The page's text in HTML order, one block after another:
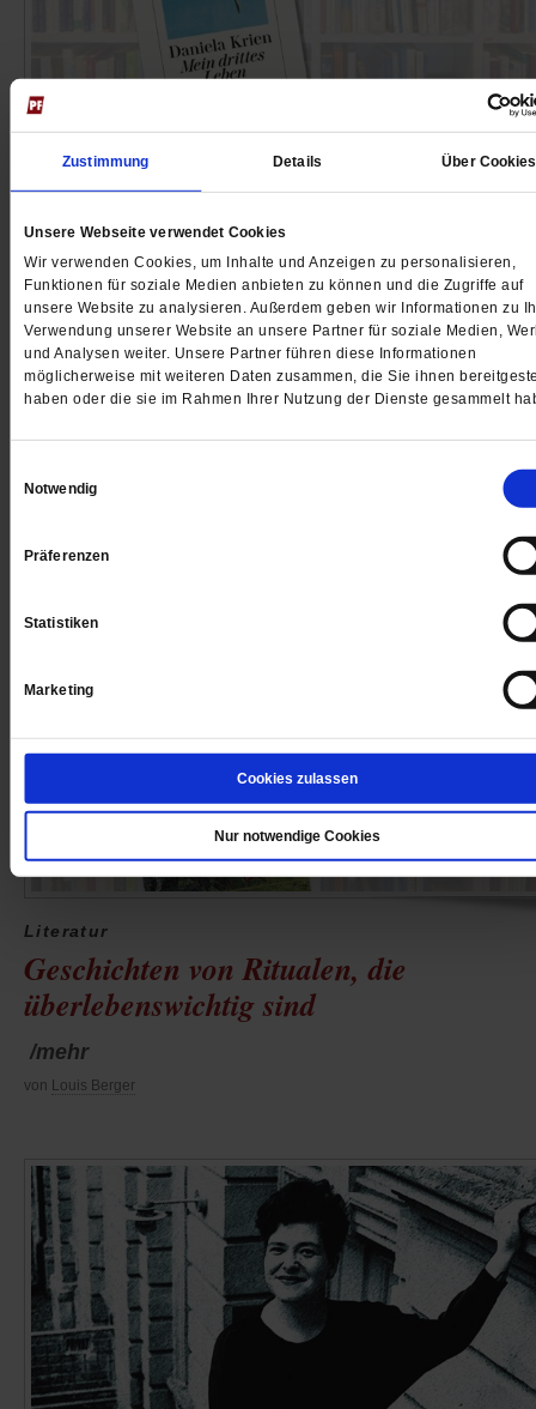
Zustimmung Details Über Cookies
Unsere Webseite verwendet Cookies
Wir verwenden Cookies, um Inhalte und Anzeigen zu personalisieren,
Funktionen für soziale Medien anbieten zu können und die Zugriffe auf
unsere Website zu analysieren. Außerdem geben wir Informationen zu
Verwendung unserer Website an unsere Partner für soziale Medien,
und Analysen weiter. Unsere Partner führen diese Informationen
möglicherweise mit weiteren Daten zusammen, die Sie ihnen
haben oder die sie im Rahmen Ihrer Nutzung der Dienste gesammelt
Notwendig
Präferenzen
Statistiken
Marketing
Cookies zulassen
Nur notwendige Cookies
Buchtipp
Wie weiterleben, wenn das einzige Kind
stirbt?
dem Verlust der Tochter und ihrem langen Weg
Leben. /mehr
Marie Lou Steinig
Zusammen …
Literatur
Geschichten von Ritualen, die
überlebenswichtig sind
/mehr
von Louis Berger